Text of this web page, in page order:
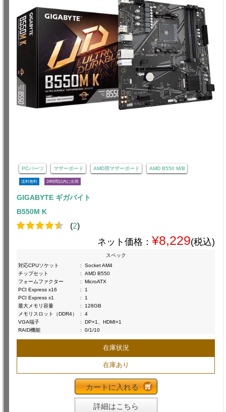
PCパーツ マザーボード AMD用マザーボード AMD B550 M/B
送料無料 24時間以内に出荷
GIGABYTE ギガバイト
B550M K
(2)
ネット価格： ¥8,229(税込)
スペック
対応CPUソケット
:
Socket AM4
チップセット
:
AMD B550
フォームファクター
:
MicroATX
PCI Express x16
:
1
PCI Express x1
:
1
最大メモリ容量
:
128GB
メモリスロット（DDR4）
:
4
VGA端子
:
DP×1、HDMI×1
RAID機能
: 0/1/10
在庫状況
在庫あり
カートに入れる
詳細はこちら